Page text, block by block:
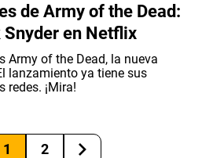
de Army of the Dead:
Snyder en Netflix
Army of the Dead, la nueva
lanzamiento ya tiene sus
redes. ¡Mira!
1 2